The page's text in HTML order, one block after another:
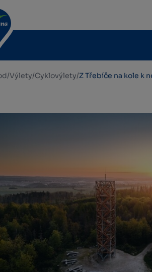
/Výlety/Cyklovýlety/Z Třebíče na kole k